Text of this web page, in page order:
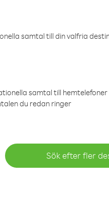
samtal till din valfria
samtal till
du redan ringer
Sök efter fler